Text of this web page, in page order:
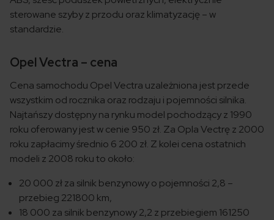
sterowane szyby z przodu oraz klimatyzację – w
standardzie.
Opel Vectra – cena
Cena samochodu Opel Vectra uzależniona jest przede
wszystkim od rocznika oraz rodzaju i pojemności silnika.
Najtańszy dostępny na rynku model pochodzący z 1990
roku oferowany jest w cenie 950 zł. Za Opla Vectrę z 2000
roku zapłacimy średnio 6 200 zł. Z kolei cena ostatnich
modeli z 2008 roku to około:
20 000 zł za silnik benzynowy o pojemności 2,8 –
przebieg 221800 km,
18 000 za silnik benzynowy 2,2 z przebiegiem 161250